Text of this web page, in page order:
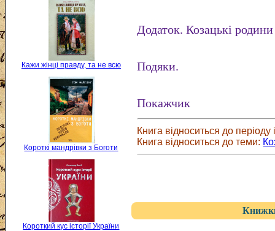
Кажи жінці правду, та не всю
Короткі мандрівки з Боготи
Короткий кус історії України
Додаток. Козацькі
Подяки.
Покажчик
Книга відноситься до періоду
Книга відноситься до теми: